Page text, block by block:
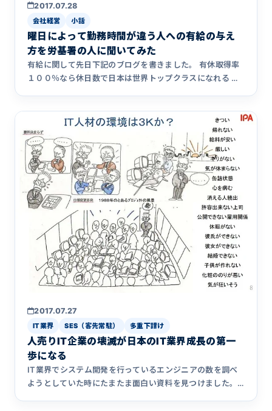
2017.07.28
会社経営 小話
曜日によって勤務時間が違う人への有給の与え
方を労基署の人に聞いてみた
有給に関して先日下記のブログを書きました。 有休取得率
１００％なら休日数で日本は世界トップクラスになれる 世
2017.07.27
IT業界 SES（客先常駐） 多重下請け
人売りIT企業の壊滅が日本のIT業界成長の第一
歩になる
IT業界でシステム開発を行っているエンジニアの数を調べ
ようとしていた時にたまたま面白い資料を見つけました。